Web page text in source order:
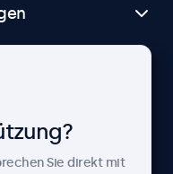
Sie direkt mit